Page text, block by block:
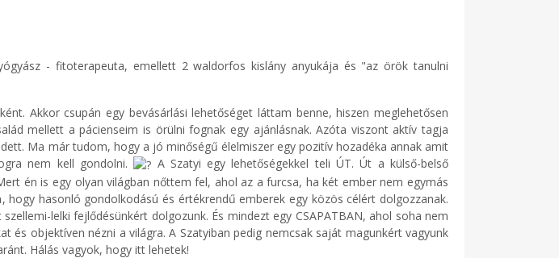
- fitoterapeuta, emellett 2 waldorfos kislány anyukája és "az örök tanulni
Akkor csupán egy bevásárlási lehetőséget láttam benne, hiszen meglehetősen
mellett a pácienseim is örülni fognak egy ajánlásnak. Azóta viszont aktív tagja
Ma már tudom, hogy a jó minőségű élelmiszer egy pozitív hozadéka annak amit
nem kell gondolni.
A Szatyi egy lehetőségekkel teli ÚT. Út a külső-belső
én is egy olyan világban nőttem fel, ahol az a furcsa, ha két ember nem egymás
hasonló gondolkodású és értékrendű emberek egy közös célért dolgozzanak.
lelki fejlődésünkért dolgozunk. És mindezt egy CSAPATBAN, ahol soha nem
objektíven nézni a világra. A Szatyiban pedig nemcsak saját magunkért vagyunk
Hálás vagyok, hogy itt lehetek!